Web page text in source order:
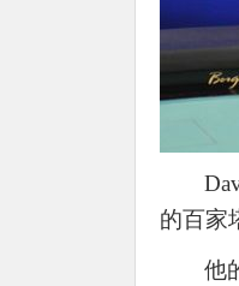
的百家
他